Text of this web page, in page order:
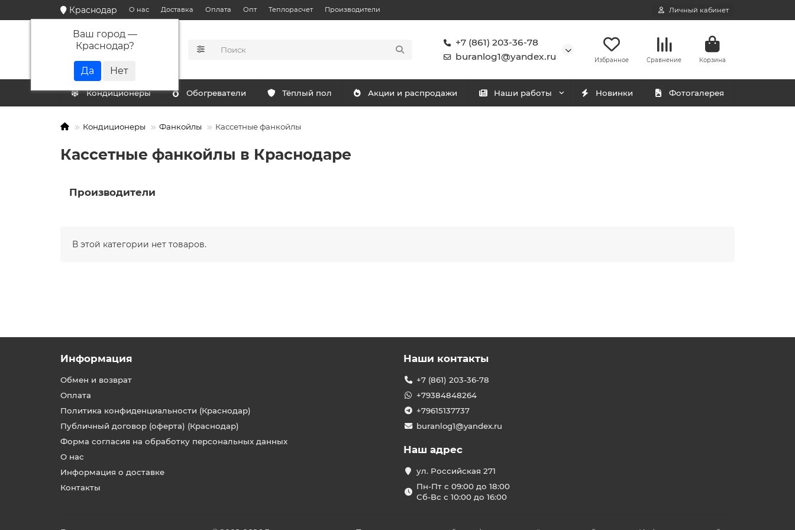
Краснодар
Ваш город —
Краснодар?
О нас Доставка Оплата Опт Теплорасчет Производители Личный кабинет
КАТАЛОГ
+7 (861) 203-36-78
buranlog1@yandex.ru
Избранное Сравнение Корзина
Кондиционеры Обогреватели Тёплый пол Акции и распродажи Наши работы Новинки Фотогалерея
Кондиционеры Фанкойлы Кассетные фанкойлы
Кассетные фанкойлы в Краснодаре
Производители
В этой категории нет товаров.
Информация
Обмен и возврат
Оплата
Политика конфиденциальности (Краснодар)
Публичный договор (оферта) (Краснодар)
Форма согласия на обработку персональных данных
О нас
Информация о доставке
Контакты
Наши контакты
+7 (861) 203-36-78
+79384848264
+79615137737
buranlog1@yandex.ru
Наш адрес
ул. Российская 271
Пн-Пт с 09:00 до 18:00
Сб-Вс с 10:00 до 16:00